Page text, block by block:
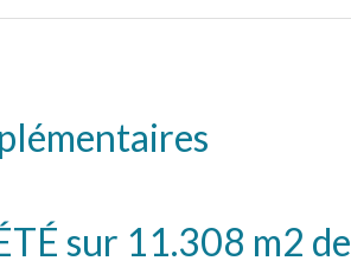
sur 11.308 m2 de